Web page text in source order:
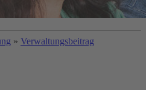
» Verwaltungsbeitrag